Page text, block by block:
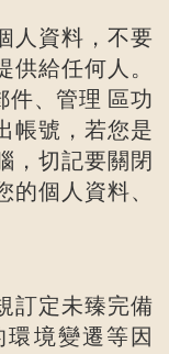
人資料，不要
給任何人。
件、管理 區功
帳號，若您是
，切記要關閉
個人資料、
訂定未臻完備
境變遷等因